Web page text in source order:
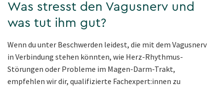
Was stresst den Vagusnerv und
was tut ihm gut?
Wenn du unter Beschwerden leidest, die mit dem Vagusnerv
in Verbindung stehen könnten, wie Herz-Rhythmus-
Störungen oder Probleme im Magen-Darm-Trakt,
empfehlen wir dir, qualifizierte Fachexpert:innen zu